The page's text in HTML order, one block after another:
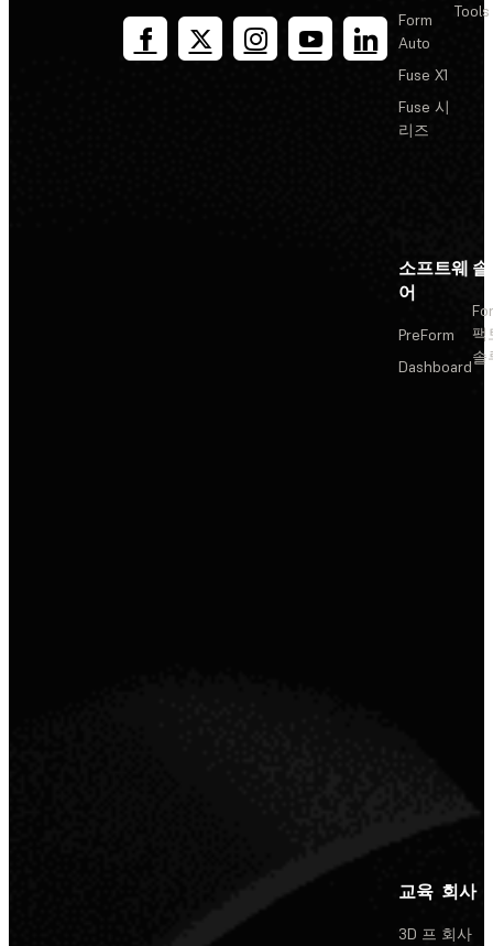
Form
Auto
Fuse X1
Fuse 시
리즈
Tools
소프트웨
어
PreForm
Dashboard
팩
솔
교육
3D 프
회사
회사